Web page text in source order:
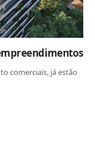
comerciais, já estão